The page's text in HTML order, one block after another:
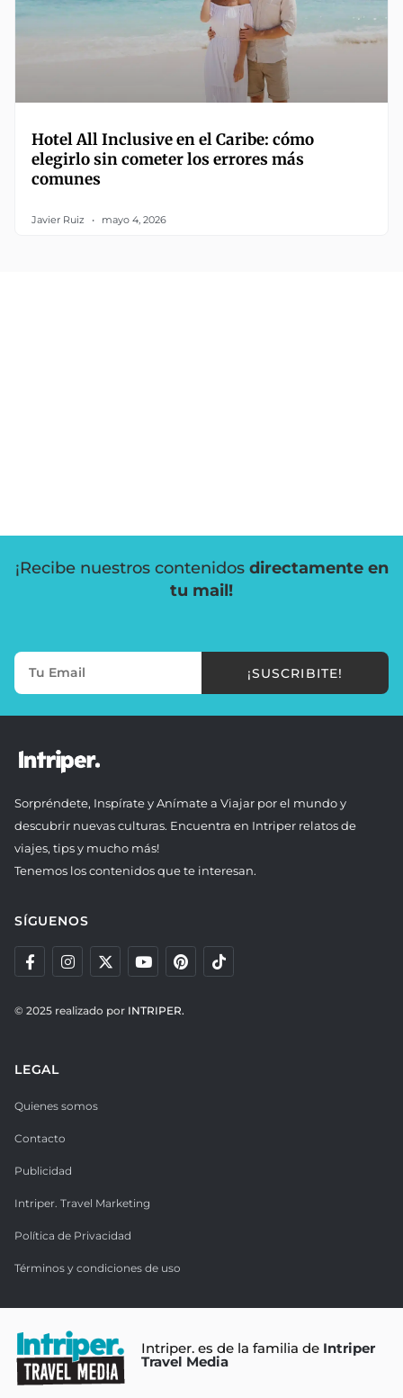
Hotel All Inclusive en el Caribe: cómo
elegirlo sin cometer los errores más
comunes
Javier Ruiz mayo 4, 2026
¡Recibe nuestros contenidos directamente en
tu mail!
¡SUSCRIBITE!
Sorpréndete, Inspírate y Anímate a Viajar por el mundo y
descubrir nuevas culturas. Encuentra en Intriper relatos de
viajes, tips y mucho más!
Tenemos los contenidos que te interesan.
SÍGUENOS
© 2025 realizado por INTRIPER.
LEGAL
Quienes somos
Contacto
Publicidad
Intriper. Travel Marketing
Política de Privacidad
Términos y condiciones de uso
Intriper. es de la familia de Intriper
Travel Media